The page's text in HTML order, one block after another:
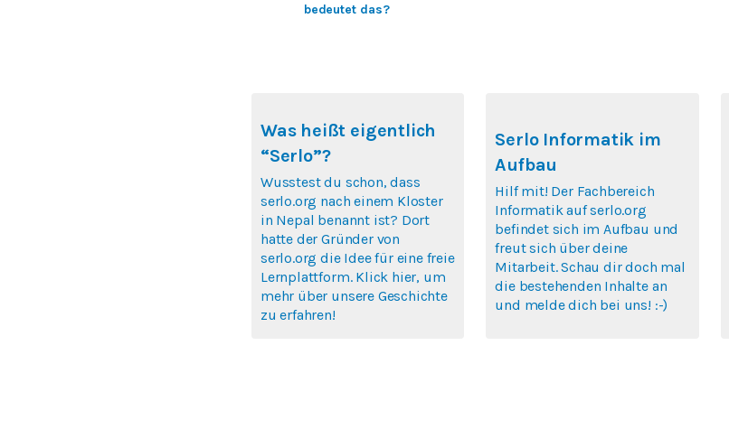
bedeutet das?
Was heißt eigentlich
“Serlo”?
Wusstest du schon, dass
serlo.org nach einem Kloster
in Nepal benannt ist? Dort
hatte der Gründer von
serlo.org die Idee für eine freie
Lernplattform. Klick hier, um
mehr über unsere Geschichte
zu erfahren!
Serlo Informatik im
Aufbau
Hilf mit! Der Fachbereich
Informatik auf serlo.org
befindet sich im Aufbau und
freut sich über deine
Mitarbeit. Schau dir doch mal
die bestehenden Inhalte an
und melde dich bei uns! :-)